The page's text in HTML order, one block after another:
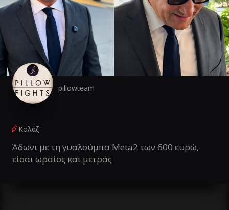
pillowteam
Κολάζ
Άδωνι με τη γυαλούμπα Meta2 των 600 ευρώ,
είσαι ωραίος και μετράς